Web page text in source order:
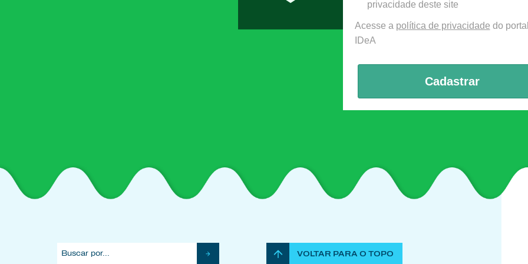
privacidade deste site
Acesse a política de privacidade do
IDeA
Cadastrar
VOLTAR PARA O TOPO